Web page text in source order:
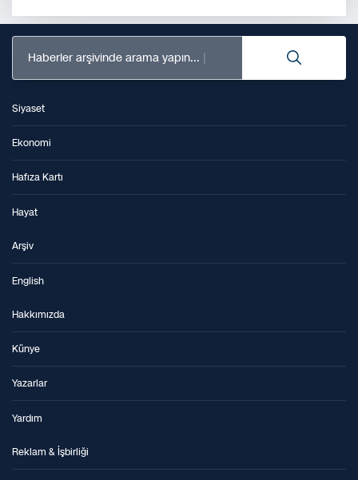
Haberler arşivinde arama yapın...
Siyaset
Ekonomi
Hafıza Kartı
Hayat
Arşiv
English
Hakkımızda
Künye
Yazarlar
Yardım
Reklam & İşbirliği